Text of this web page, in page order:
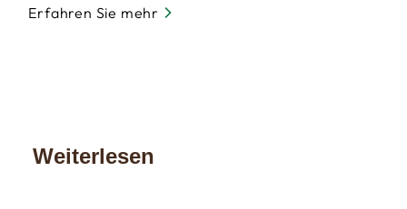
Erfahren Sie mehr
Weiterlesen